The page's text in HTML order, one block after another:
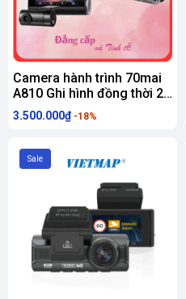
Camera hành trình 70mai
A810 Ghi hình đồng thời 2
mắt trước sau, video chất
lượng 4K UHD
3.500.000₫ -18%
Sale